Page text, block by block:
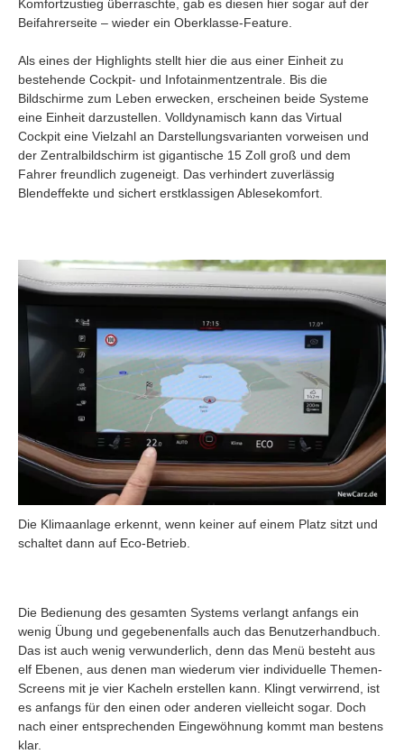
Komfortzustieg überraschte, gab es diesen hier sogar auf der
Beifahrerseite – wieder ein Oberklasse-Feature.
Als eines der Highlights stellt hier die aus einer Einheit zu
bestehende Cockpit- und Infotainmentzentrale. Bis die
Bildschirme zum Leben erwecken, erscheinen beide Systeme
eine Einheit darzustellen. Volldynamisch kann das Virtual
Cockpit eine Vielzahl an Darstellungsvarianten vorweisen und
der Zentralbildschirm ist gigantische 15 Zoll groß und dem
Fahrer freundlich zugeneigt. Das verhindert zuverlässig
Blendeffekte und sichert erstklassigen Ablesekomfort.
Die Klimaanlage erkennt, wenn keiner auf einem Platz sitzt und
schaltet dann auf Eco-Betrieb.
Die Bedienung des gesamten Systems verlangt anfangs ein
wenig Übung und gegebenenfalls auch das Benutzerhandbuch.
Das ist auch wenig verwunderlich, denn das Menü besteht aus
elf Ebenen, aus denen man wiederum vier individuelle Themen-
Screens mit je vier Kacheln erstellen kann. Klingt verwirrend, ist
es anfangs für den einen oder anderen vielleicht sogar. Doch
nach einer entsprechenden Eingewöhnung kommt man bestens
klar.